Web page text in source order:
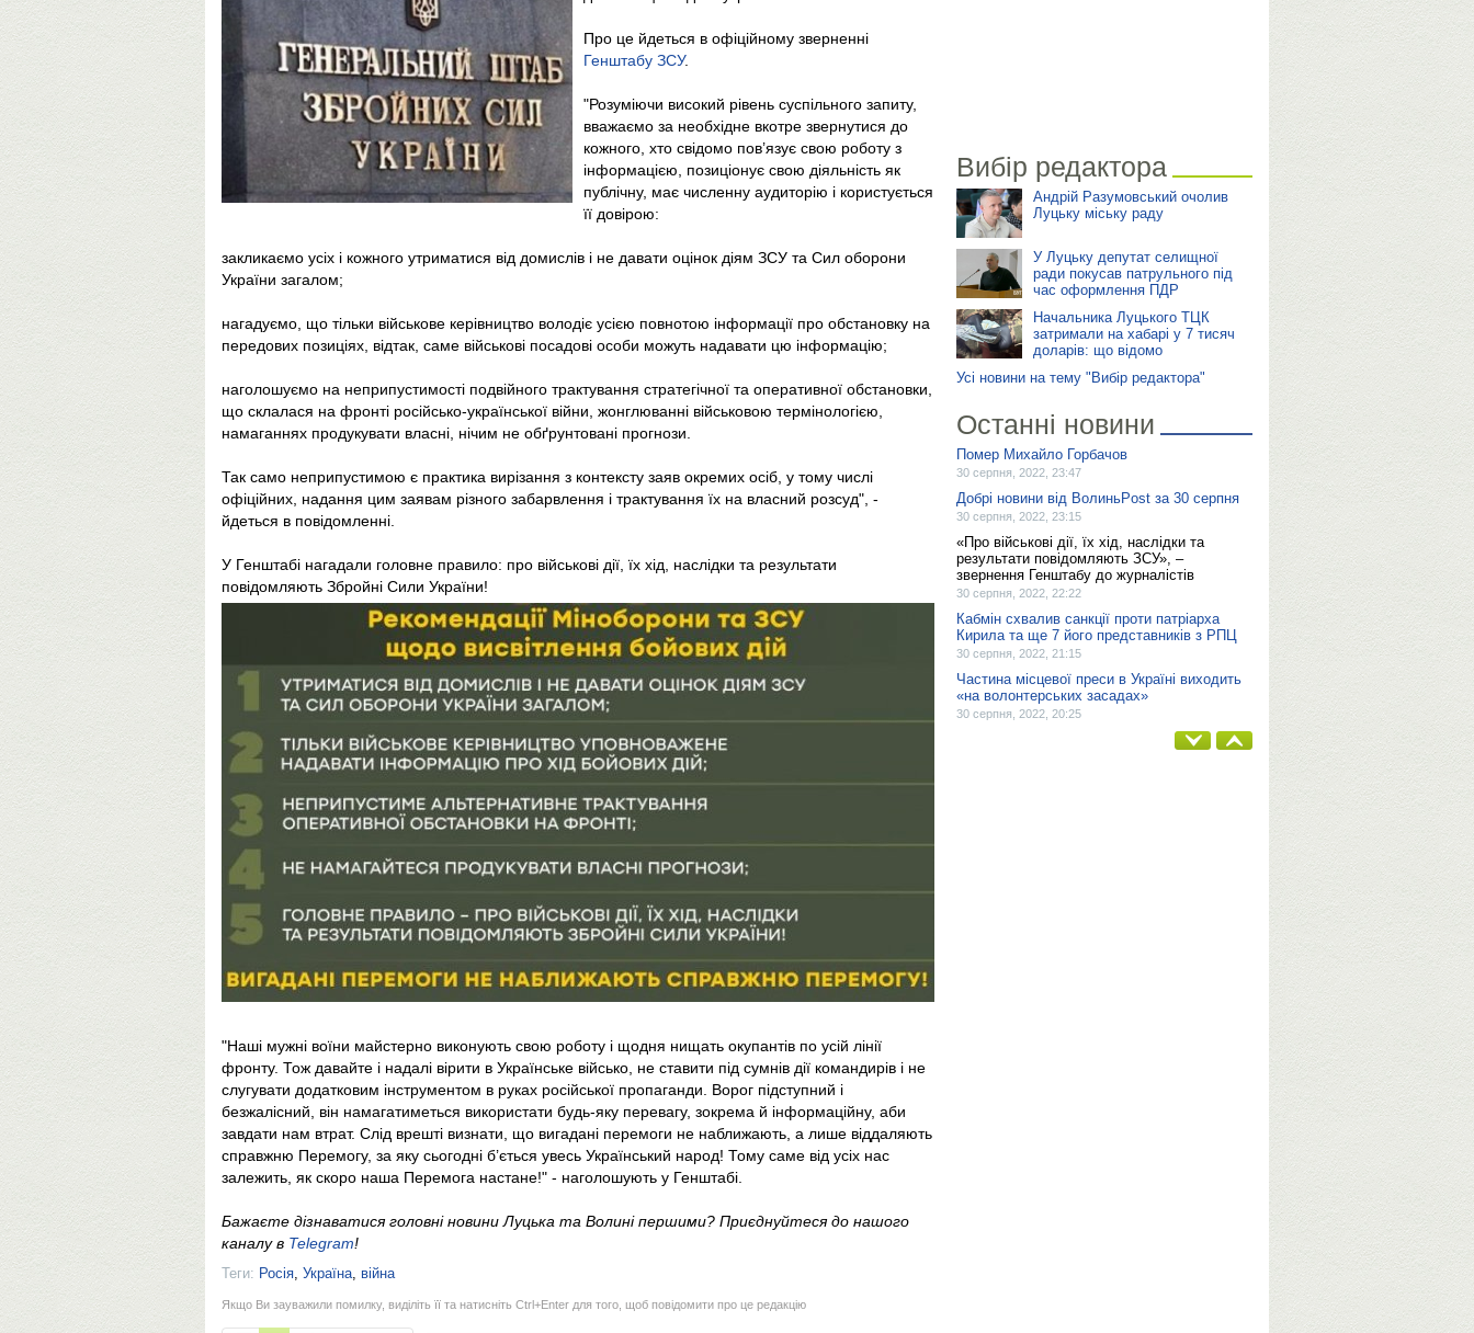
Про це йдеться в офіційному зверненні
Генштабу ЗСУ.
"Розуміючи високий рівень суспільного запиту,
вважаємо за необхідне вкотре звернутися до
кожного, хто свідомо пов’язує свою роботу з
інформацією, позиціонує свою діяльність як
публічну, має численну аудиторію і користується
її довірою:
закликаємо усіх і кожного утриматися від домислів і не давати оцінок діям ЗСУ та Сил оборони
України загалом;
нагадуємо, що тільки військове керівництво володіє усією повнотою інформації про обстановку на
передових позиціях, відтак, саме військові посадові особи можуть надавати цю інформацію;
наголошуємо на неприпустимості подвійного трактування стратегічної та оперативної обстановки,
що склалася на фронті російсько-української війни, жонглюванні військовою термінологією,
намаганнях продукувати власні, нічим не обґрунтовані прогнози.
Так само неприпустимою є практика вирізання з контексту заяв окремих осіб, у тому числі
офіційних, надання цим заявам різного забарвлення і трактування їх на власний розсуд", -
йдеться в повідомленні.
У Генштабі нагадали головне правило: про військові дії, їх хід, наслідки та результати
повідомляють Збройні Сили України!
"Наші мужні воїни майстерно виконують свою роботу і щодня нищать окупантів по усій лінії
фронту. Тож давайте і надалі вірити в Українське військо, не ставити під сумнів дії командирів і не
слугувати додатковим інструментом в руках російської пропаганди. Ворог підступний і
безжалісний, він намагатиметься використати будь-яку перевагу, зокрема й інформаційну, аби
завдати нам втрат. Слід врешті визнати, що вигадані перемоги не наближають, а лише віддаляють
справжню Перемогу, за яку сьогодні б’ється увесь Український народ! Тому саме від усіх нас
залежить, як скоро наша Перемога настане!" - наголошують у Генштабі.
Бажаєте дізнаватися головні новини Луцька та Волині першими? Приєднуйтеся до нашого
каналу в Telegram!
Теги: Росія Україна війна
Якщо Ви зауважили помилку, виділіть її та натисніть Ctrl+Enter для того, щоб повідомити про це редакцію
Вибір редактора
Андрій Разумовський очолив
Луцьку міську раду
У Луцьку депутат селищної
ради покусав патрульного під
час оформлення ПДР
Начальника Луцького ТЦК
затримали на хабарі у 7 тисяч
доларів: що відомо
Усі новини на тему "Вибір редактора"
Останні новини
Помер Михайло Горбачов
30 серпня, 2022, 23:47
Добрі новини від ВолиньPost за 30 серпня
30 серпня, 2022, 23:15
«Про військові дії, їх хід, наслідки та
результати повідомляють ЗСУ», –
звернення Генштабу до журналістів
30 серпня, 2022, 22:22
Кабмін схвалив санкції проти патріарха
Кирила та ще 7 його представників з РПЦ
30 серпня, 2022, 21:15
Частина місцевої преси в Україні виходить
«на волонтерських засадах»
30 серпня, 2022, 20:25